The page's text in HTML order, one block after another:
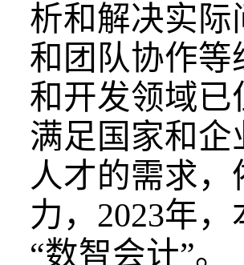
析和解决实
和团队协作
和开发领域
满足国家和
人才的需求
力，2023年
“数智会计”。